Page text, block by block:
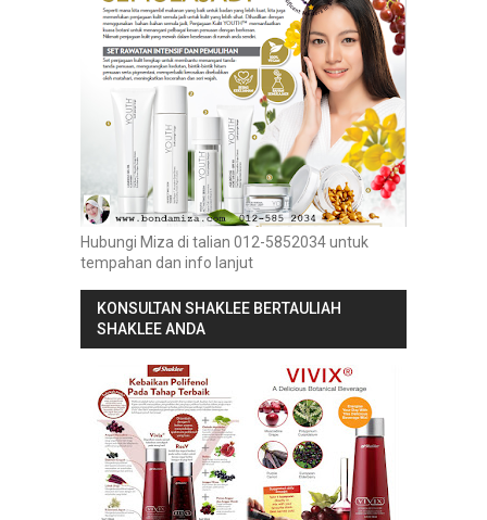
Hubungi Miza di talian 012-5852034 untuk
tempahan dan info lanjut
KONSULTAN SHAKLEE BERTAULIAH
SHAKLEE ANDA